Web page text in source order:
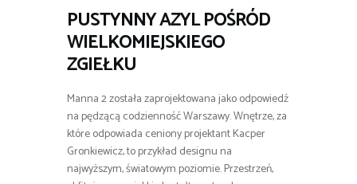
PUSTYNNY AZYL POŚRÓD
WIELKOMIEJSKIEGO
ZGIEŁKU
Manna 2 została zaprojektowana jako odpowiedź
na pędzącą codzienność Warszawy. Wnętrze, za
które odpowiada ceniony projektant Kacper
Gronkiewicz, to przykład designu na
najwyższym, światowym poziomie. Przestrzeń,